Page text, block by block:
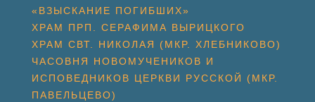
«ВЗЫСКАНИЕ ПОГИБШИХ»
ХРАМ ПРП. СЕРАФИМА ВЫРИЦКОГО
ХРАМ СВТ. НИКОЛАЯ (МКР. ХЛЕБНИКОВО)
ЧАСОВНЯ НОВОМУЧЕНИКОВ И
ИСПОВЕДНИКОВ ЦЕРКВИ РУССКОЙ (МКР.
ПАВЕЛЬЦЕВО)